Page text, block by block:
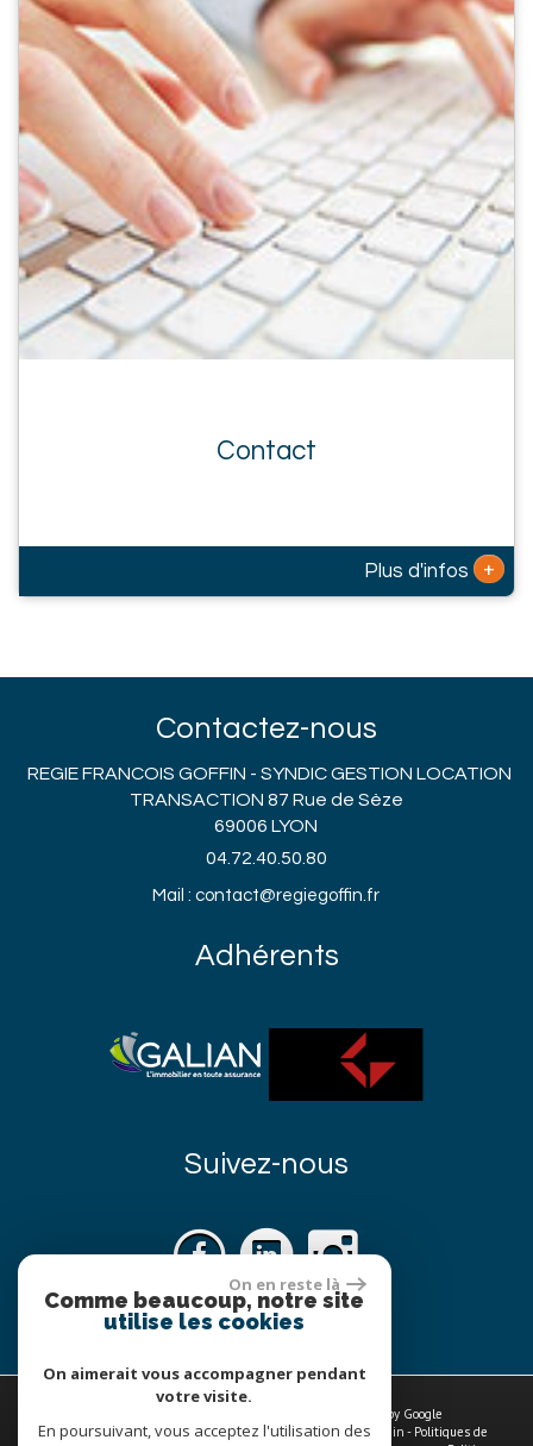
Contact
Plus d'infos +
Contactez-nous
REGIE FRANCOIS GOFFIN - SYNDIC GESTION LOCATION
TRANSACTION 87 Rue de Sèze
69006 LYON
04.72.40.50.80
Mail : contact@regiegoffin.fr
Adhérents
Suivez-nous
© 2026 | Tous droits réservés | Traduction powered by Google
Plan du site-Mentions légales-Nos honoraires-Liens-Admin - Politiques de
On en reste là
Comme beaucoup, notre site
utilise les cookies
On aimerait vous accompagner pendant
votre visite.
En poursuivant, vous acceptez l'utilisation des